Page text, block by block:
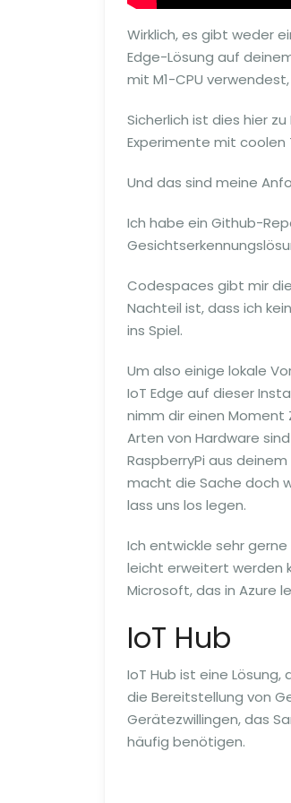
Wirklich, es gibt weder
Edge-Lösung auf
mit M1-CPU
Sicherlich ist dies hier
Experimente mit coolen
Und das sind meine
Ich habe ein Github-
Codespaces gibt mir
Nachteil ist, dass ich
ins Spiel.
Um also einige lokale
IoT Edge auf dieser
nimm dir einen Moment
Arten von Hardware
RaspberryPi aus
macht die Sache doch
lass uns los legen.
Ich entwickle sehr
leicht erweitert werden
Microsoft, das in Azure
IoT Hub
IoT Hub ist eine
die Bereitstellung von
Gerätezwillingen, das
häufig benötigen.